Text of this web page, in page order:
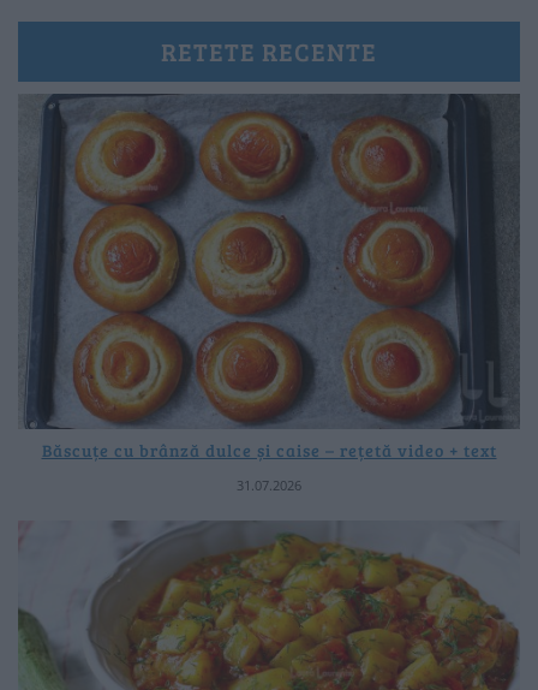
RETETE RECENTE
Băscuțe cu brânză dulce și caise – rețetă video + text
31.07.2026